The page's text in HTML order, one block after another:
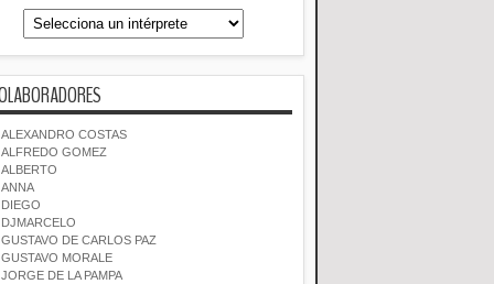
ALEXANDRO COSTAS
ALFREDO GOMEZ
ALBERTO
ANNA
DIEGO
DJMARCELO
GUSTAVO DE CARLOS PAZ
GUSTAVO MORALE
JORGE DE LA PAMPA